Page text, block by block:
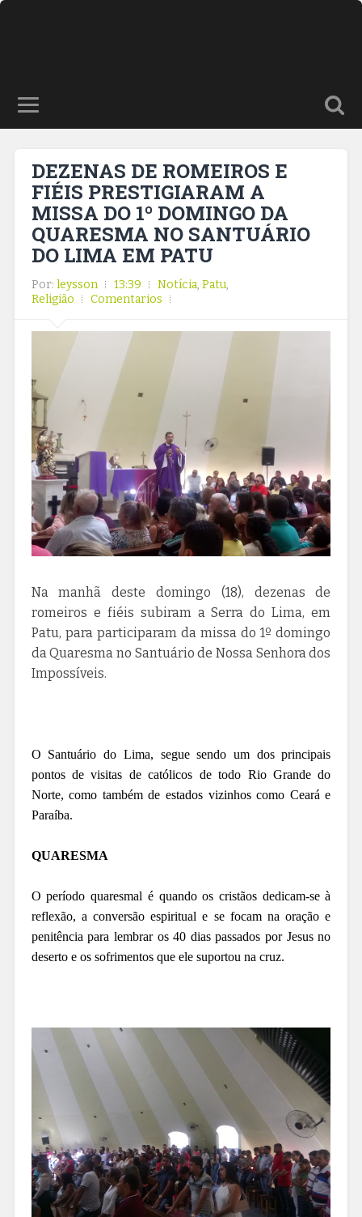
DEZENAS DE ROMEIROS E
FIÉIS PRESTIGIARAM A
MISSA DO 1º DOMINGO DA
QUARESMA NO SANTUÁRIO
DO LIMA EM PATU
Por: leysson 13:39 Notícia, Patu,
Religião
Comentarios
Na manhã deste domingo (18), dezenas de
romeiros e fiéis subiram a Serra do Lima, em
Patu, para participaram da missa do 1º domingo
da Quaresma no Santuário de Nossa Senhora dos
Impossíveis.
O Santuário do Lima, segue sendo um dos principais
pontos de visitas de católicos de todo Rio Grande do
Norte, como também de estados vizinhos como Ceará e
Paraíba.
QUARESMA
O período quaresmal é quando os cristãos dedicam-se à
reflexão, a conversão espiritual e se focam na oração e
penitência para lembrar os 40 dias passados por Jesus no
deserto e os sofrimentos que ele suportou na cruz.